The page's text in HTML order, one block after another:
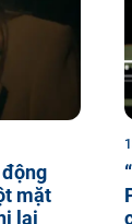
mặt
lại